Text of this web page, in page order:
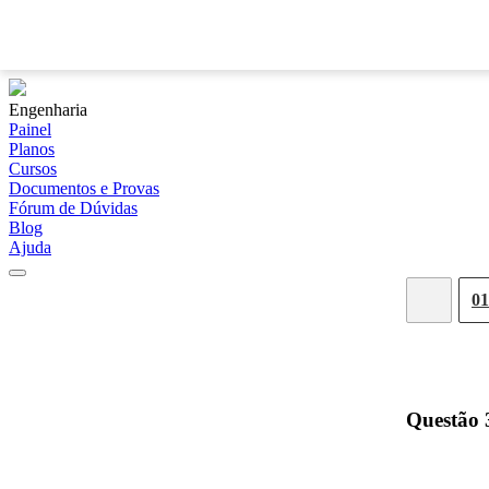
Engenharia
Painel
Planos
Cursos
Documentos e Provas
Fórum de Dúvidas
Blog
Ajuda
01
Questão